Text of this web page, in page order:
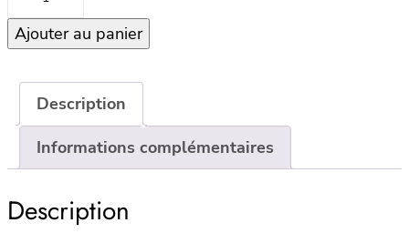
Housse
coussin
45×45
–
SEONI
–
Ajouter au panier
Description
Informations complémentaires
Description